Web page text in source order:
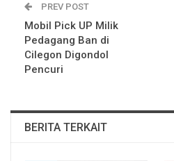
PREV POST
Mobil Pick UP Milik
Pedagang Ban di
Cilegon Digondol
Pencuri
BERITA TERKAIT